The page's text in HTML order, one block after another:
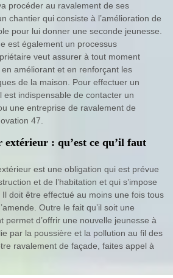
procéder au ravalement de ses
chantier qui consiste à l’amélioration de
pour lui donner une seconde jeunesse.
est également un processus
veut assurer à tout moment
en améliorant et en renforçant les
de la maison. Pour effectuer un
est indispensable de contacter un
une entreprise de ravalement de
47.
extérieur : qu’est ce qu’il faut
est une obligation qui est prévue
et de l’habitation et qui s’impose
doit être effectué au moins une fois tous
Outre le fait qu’il soit une
permet d’offrir une nouvelle jeunesse à
par la poussière et la pollution au fil des
ravalement de façade, faites appel à